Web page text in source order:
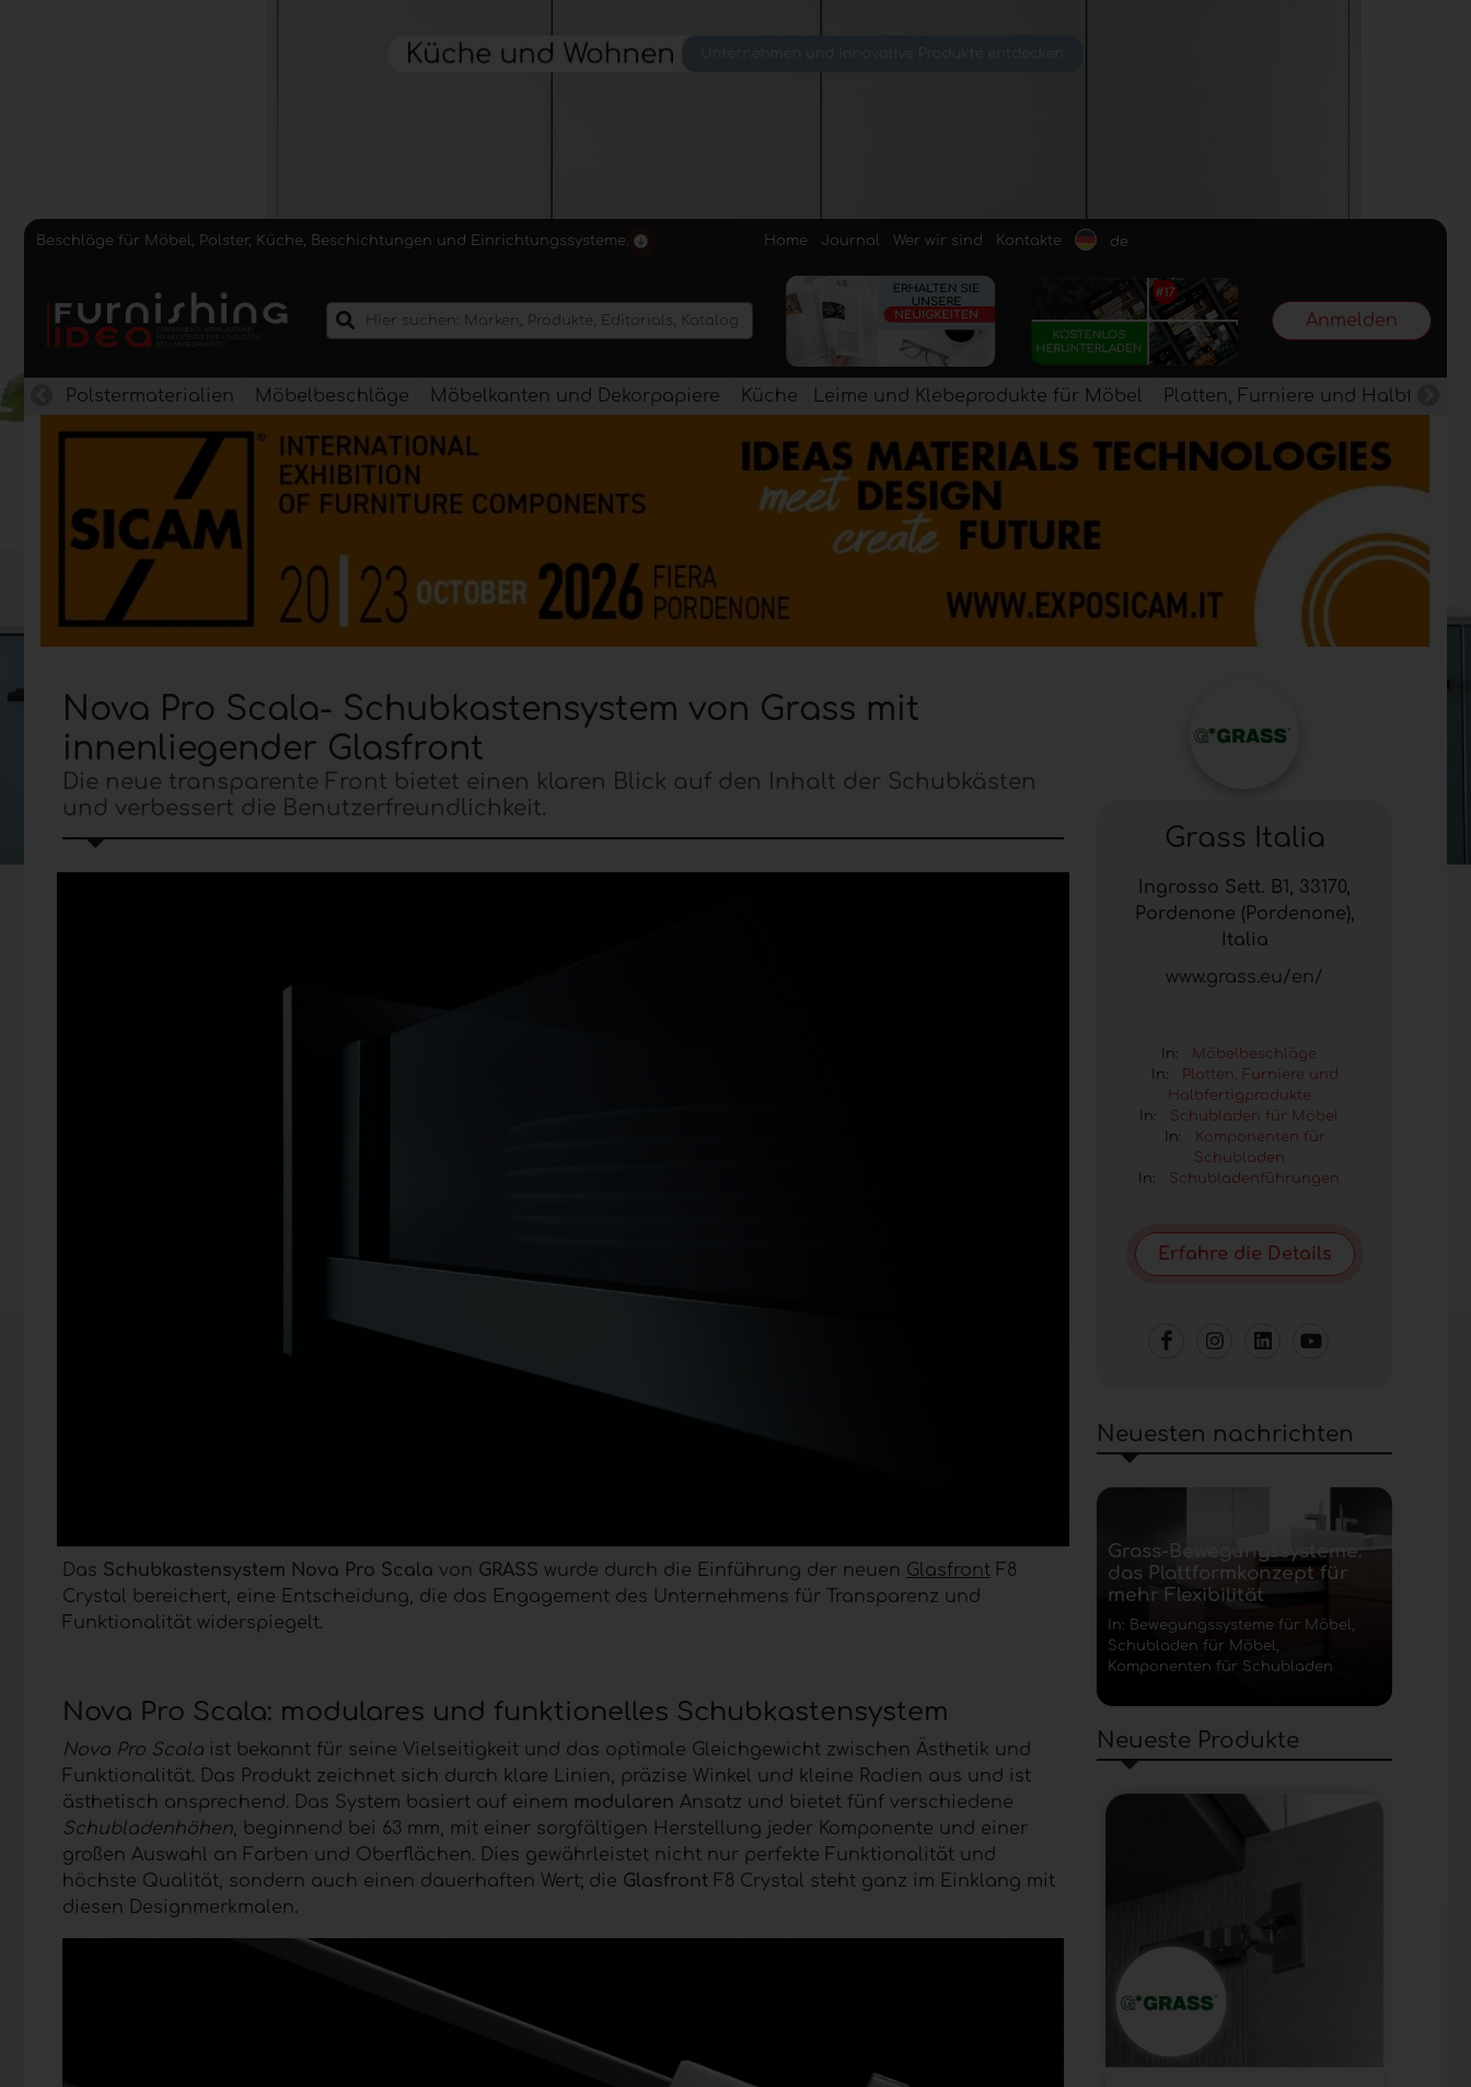
Beschläge für Möbel, Polster, Küche, Beschichtungen und Einrichtungssysteme. Home Journal Wer wir sind Kontakte de
Anmelden
Polstermaterialien Möbelbeschläge Möbelkanten und Dekorpapiere Küche Leime und Klebeprodukte für Möbel Platten, Furniere und
Nova Pro Scala- Schubkastensystem von Grass mit
innenliegender Glasfront
Die neue transparente Front bietet einen klaren Blick auf den Inhalt der Schubkästen
und verbessert die Benutzerfreundlichkeit.
Das Schubkastensystem Nova Pro Scala von GRASS wurde durch die Einführung der neuen Glasfront F8
Crystal bereichert, eine Entscheidung, die das Engagement des Unternehmens für Transparenz und
Funktionalität widerspiegelt.
Nova Pro Scala: modulares und funktionelles Schubkastensystem
Nova Pro Scala ist bekannt für seine Vielseitigkeit und das optimale Gleichgewicht zwischen Ästhetik und
Funktionalität. Das Produkt zeichnet sich durch klare Linien, präzise Winkel und kleine Radien aus und ist
ästhetisch ansprechend. Das System basiert auf einem modularen Ansatz und bietet fünf verschiedene
Schubladenhöhen, beginnend bei 63 mm, mit einer sorgfältigen Herstellung jeder Komponente und einer
großen Auswahl an Farben und Oberflächen. Dies gewährleistet nicht nur perfekte Funktionalität und
höchste Qualität, sondern auch einen dauerhaften Wert; die Glasfront F8 Crystal steht ganz im Einklang mit
diesen Designmerkmalen.
Grass Italia
Ingrosso Sett. B1, 33170,
Pordenone (Pordenone),
Italia
www.grass.eu/en/
In:
Möbelbeschläge
In:
Platten, Furniere und
Halbfertigprodukte
In: Schubladen für Möbel
In:
Komponenten für
Schubladen
In: Schubladenführungen
Erfahre die Details
Neuesten nachrichten
Grass-Bewegungssysteme:
das Plattformkonzept für
mehr Flexibilität
In: Bewegungssysteme für Möbel,
Schubladen für Möbel,
Komponenten für Schubladen
Neueste Produkte